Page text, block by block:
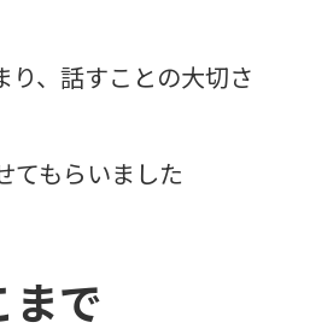
り、話すことの大切さ
てもらいました
まで